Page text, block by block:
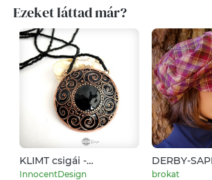
Ezeket láttad már?
KLIMT csigái -
tűzzománc nyaklánc
InnocentDesign
DERBY-
bohém
brokat